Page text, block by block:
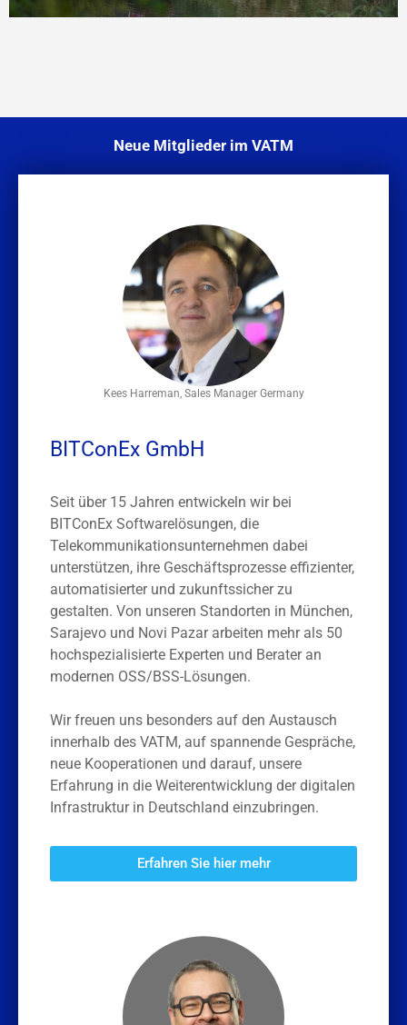
Neue Mitglieder im VATM
Kees Harreman, Sales Manager Germany
BITConEx GmbH
Seit über 15 Jahren entwickeln wir bei
BITConEx Softwarelösungen, die
Telekommunikationsunternehmen dabei
unterstützen, ihre Geschäftsprozesse effizienter,
automatisierter und zukunftssicher zu
gestalten. Von unseren Standorten in München,
Sarajevo und Novi Pazar arbeiten mehr als 50
hochspezialisierte Experten und Berater an
modernen OSS/BSS-Lösungen.
Wir freuen uns besonders auf den Austausch
innerhalb des VATM, auf spannende Gespräche,
neue Kooperationen und darauf, unsere
Erfahrung in die Weiterentwicklung der digitalen
Infrastruktur in Deutschland einzubringen.
Erfahren Sie hier mehr